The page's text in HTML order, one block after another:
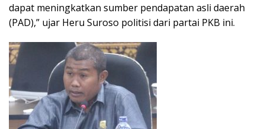
dapat meningkatkan sumber pendapatan asli daerah
(PAD),” ujar Heru Suroso politisi dari partai PKB ini.